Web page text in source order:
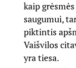
kaip
saugumui,
piktintis
Vaišvilos
yra tiesa.